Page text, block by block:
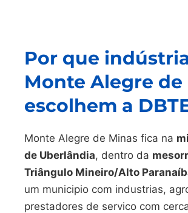
Por que
Monte Alegre de
escolhem a
Monte Alegre de Minas fica na
de Uberlândia, dentro da
Triângulo Mineiro/Alto
um municipio com industrias,
prestadores de servico com